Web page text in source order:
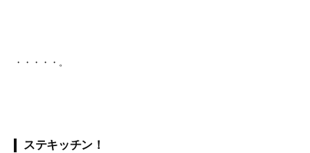
・・・・・。
ステキッチン！